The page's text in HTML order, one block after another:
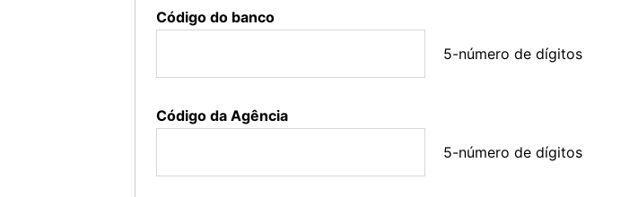
Código do banco
5-número de dígitos
Código da Agência
5-número de dígitos